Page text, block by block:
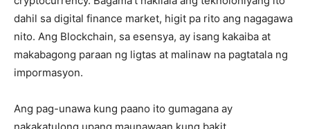
dahil sa digital finance market, higit pa rito ang nagagawa
nito. Ang Blockchain, sa esensya, ay isang kakaiba at
makabagong paraan ng ligtas at malinaw na pagtatala ng
impormasyon.
Ang pag-unawa kung paano ito gumagana ay